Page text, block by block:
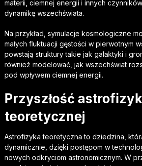
materii, ciemnej energii i innych
dynamikę wszechświata.
Na przykład, symulacje kosmologiczne
małych fluktuacji gęstości w pierwotnym
powstają struktury takie jak galaktyki i
również modelować, jak wszechświat
pod wpływem ciemnej energii.
Przyszłość
teoretycznej
Astrofizyka teoretyczna to dziedzina,
dynamicznie, dzięki postępom w
nowych odkryciom astronomicznym. W